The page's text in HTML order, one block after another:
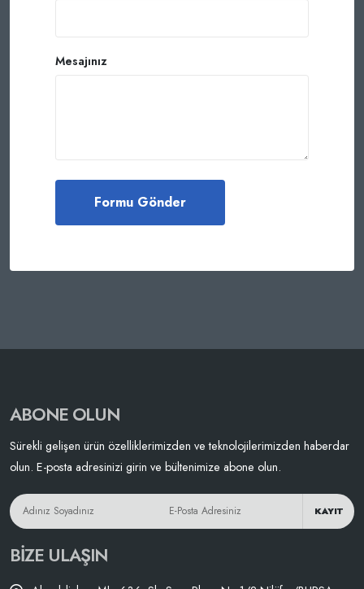
Mesajınız
ABONE OLUN
Sürekli gelişen ürün özelliklerimizden ve teknolojilerimizden haberdar
olun. E-posta adresinizi girin ve bültenimize abone olun.
KAYIT
BIZE ULAŞIN